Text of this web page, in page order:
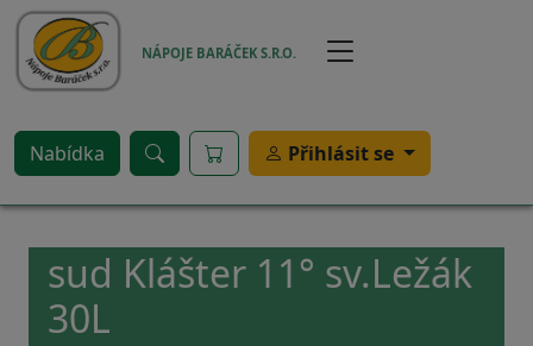
Přejít k hlavnímu obsahu
NÁPOJE BARÁČEK S.R.O.
Nabídka Přihlásit se
sud Klášter 11° sv.Ležák
30L